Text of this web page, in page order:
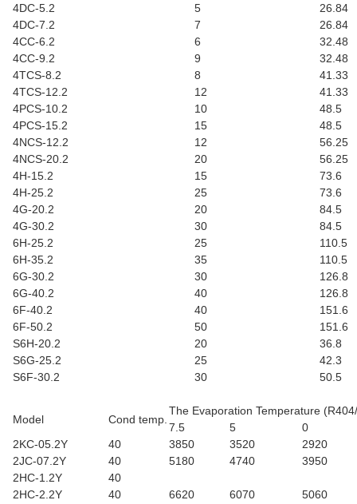
4DC-5.2
5
26.84
4DC-7.2
7
26.84
4CC-6.2
6
32.48
4CC-9.2
9
32.48
4TCS-8.2
8
41.33
4TCS-12.2
12
41.33
4PCS-10.2
10
48.5
4PCS-15.2
15
48.5
4NCS-12.2
12
56.25
4NCS-20.2
20
56.25
4H-15.2
15
73.6
4H-25.2
25
73.6
4G-20.2
20
84.5
4G-30.2
30
84.5
6H-25.2
25
110.5
6H-35.2
35
110.5
6G-30.2
30
126.8
6G-40.2
40
126.8
6F-40.2
40
151.6
6F-50.2
50
151.6
S6H-20.2
20
36.8
S6G-25.2
25
42.3
S6F-30.2
30 50.5
Model Cond temp.
The Evaporation Temperature
7.5
5
0
2KC-05.2Y
40 3850 3520
2920
2JC-07.2Y
40 5180 4740
3950
2HC-1.2Y
40
2HC-2.2Y
40 6620 6070
5060